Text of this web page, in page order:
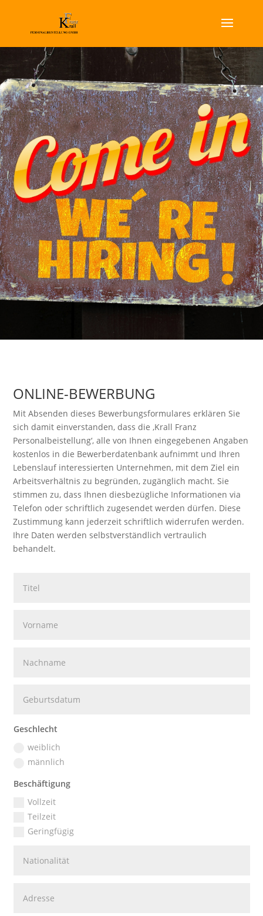
ONLINE-BEWERBUNG
Mit Absenden dieses Bewerbungsformulares erklären Sie
sich damit einverstanden, dass die ‚Krall Franz
Personalbeistellung‘, alle von Ihnen eingegebenen Angaben
kostenlos in die Bewerberdatenbank aufnimmt und Ihren
Lebenslauf interessierten Unternehmen, mit dem Ziel ein
Arbeitsverhältnis zu begründen, zugänglich macht. Sie
stimmen zu, dass Ihnen diesbezügliche Informationen via
Telefon oder schriftlich zugesendet werden dürfen. Diese
Zustimmung kann jederzeit schriftlich widerrufen werden.
Ihre Daten werden selbstverständlich vertraulich
behandelt.
Geschlecht
weiblich
männlich
Beschäftigung
Vollzeit
Teilzeit
Geringfügig